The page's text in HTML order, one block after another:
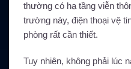
thường có hạ tầng viễn
trường này, điện thoại vệ
phòng rất cần thiết.
Tuy nhiên, không phải lúc